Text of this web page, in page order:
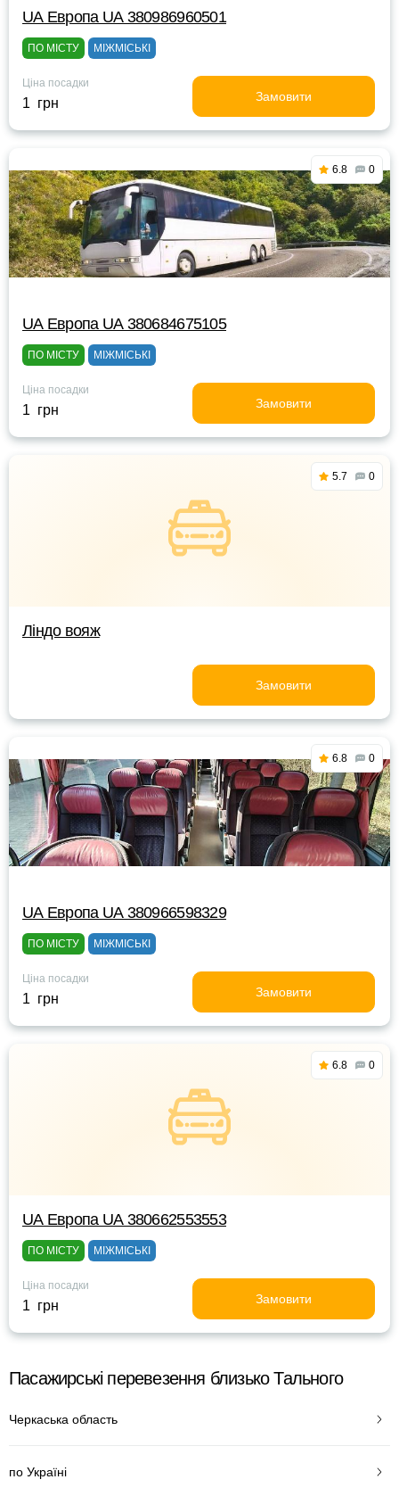
UА Европа UА 380986960501
ПО МІСТУ МІЖМІСЬКІ
Ціна посадки
1 грн Замовити
6.8 0
UА Европа UА 380684675105
ПО МІСТУ МІЖМІСЬКІ
Ціна посадки
1 грн Замовити
5.7 0
Ліндо вояж
Замовити
6.8 0
UА Европа UА 380966598329
ПО МІСТУ МІЖМІСЬКІ
Ціна посадки
1 грн Замовити
6.8 0
UА Европа UА 380662553553
ПО МІСТУ МІЖМІСЬКІ
Ціна посадки
1 грн Замовити
Пасажирські перевезення близько Тального
Черкаська область
по Україні